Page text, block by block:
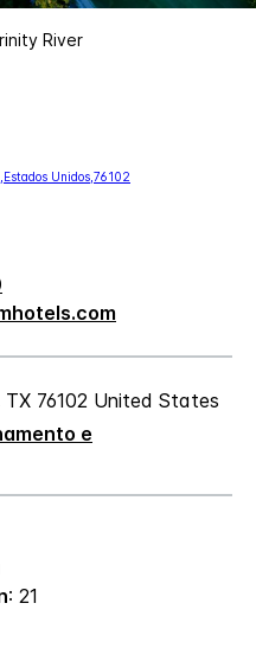
River
TX 76102 United States
e
: 21